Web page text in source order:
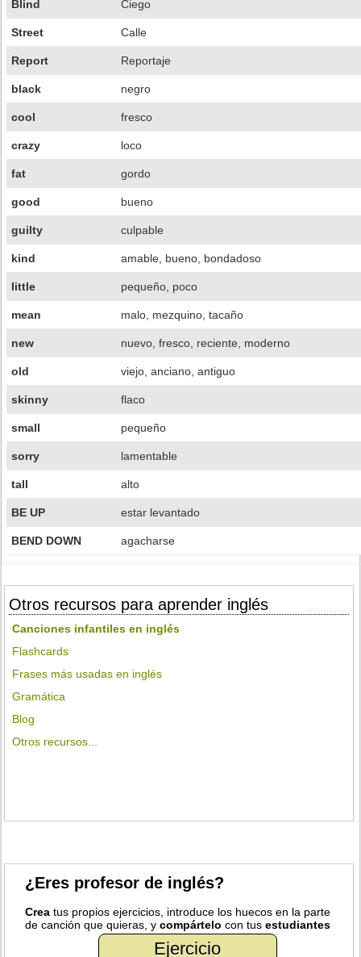
Blind Ciego
Street Calle
Report Reportaje
black negro
cool fresco
crazy loco
fat gordo
good bueno
guilty culpable
kind amable, bueno, bondadoso
little pequeño, poco
mean malo, mezquino, tacaño
new nuevo, fresco, reciente, moderno
old viejo, anciano, antiguo
skinny flaco
small pequeño
sorry lamentable
tall alto
BE UP estar levantado
BEND DOWN agacharse
Otros recursos para aprender inglés
Canciones infantiles en inglés
Flashcards
Frases más usadas en inglés
Gramática
Blog
Otros recursos...
¿Eres profesor de inglés?
Crea tus propios ejercicios, introduce los huecos en la parte
de canción que quieras, ycompártelo con tusestudiantes
Ejercicio